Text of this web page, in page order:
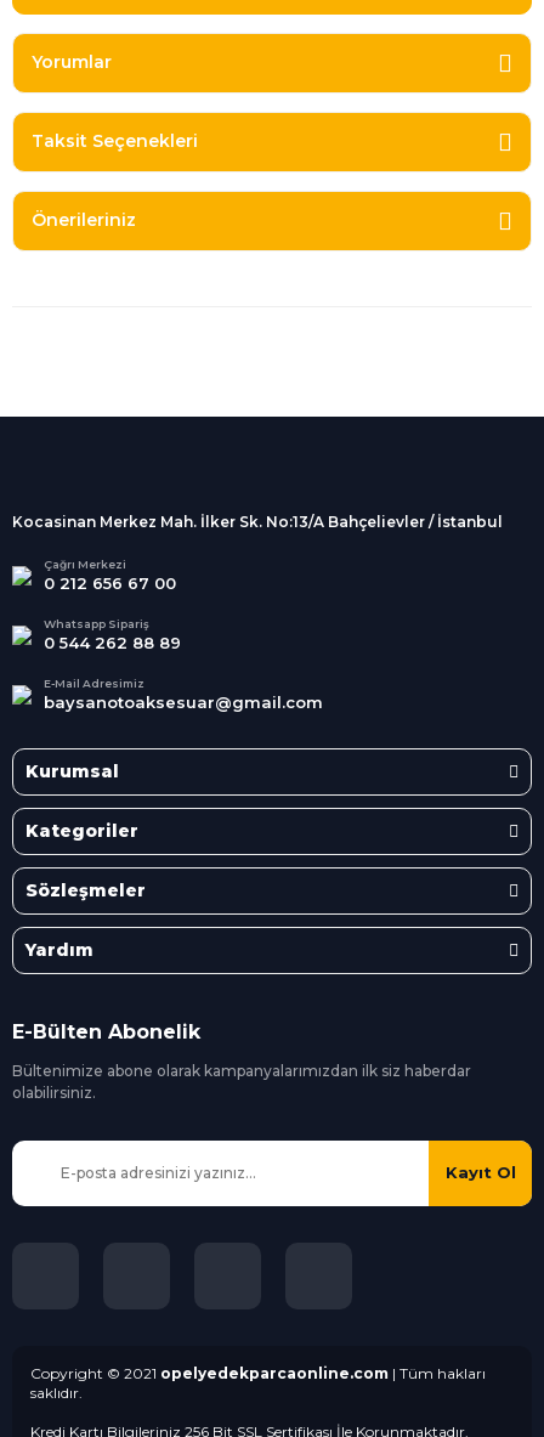
Yorumlar
Taksit Seçenekleri
Önerileriniz
Alışveriş
kargolanmaktadır.
Tüm Kredi Kartlarına taksit
seçenekleri
Kocasinan Merkez Mah. İlker Sk. No:13/A Bahçelievler / İstanbul
Çağrı Merkezi
0 212 656 67 00
Whatsapp Sipariş
0 544 262 88 89
E-Mail Adresimiz
baysanotoaksesuar@gmail.com
Kurumsal
Kategoriler
Sözleşmeler
Yardım
E-Bülten Abonelik
Bültenimize abone olarak kampanyalarımızdan ilk siz haberdar
olabilirsiniz.
Kayıt Ol
Copyright © 2021 opelyedekparcaonline.com | Tüm hakları
saklıdır.
Kredi Kartı Bilgileriniz 256 Bit SSL Sertifikası İle Korunmaktadır.